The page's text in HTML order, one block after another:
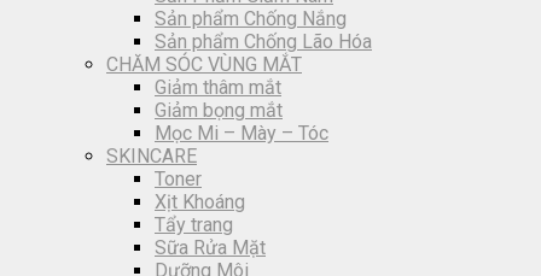
Sản phẩm Chống Nắng
Sản phẩm Chống Lão Hóa
CHĂM SÓC VÙNG MẮT
Giảm thâm mắt
Giảm bọng mắt
Mọc Mi – Mày – Tóc
SKINCARE
Toner
Xịt Khoáng
Tẩy trang
Sữa Rửa Mặt
Dưỡng Môi